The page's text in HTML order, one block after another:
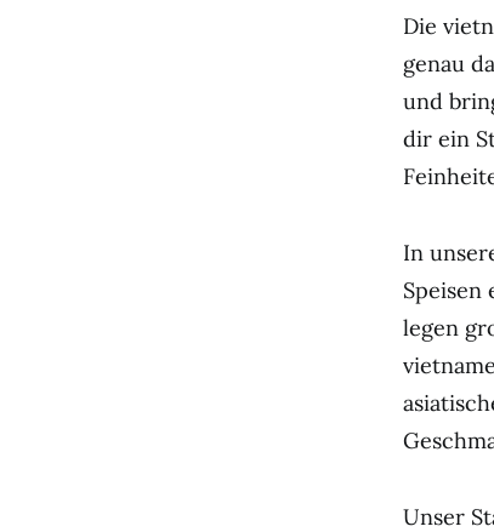
Die
genau
und
dir ein
In
legen
Unser